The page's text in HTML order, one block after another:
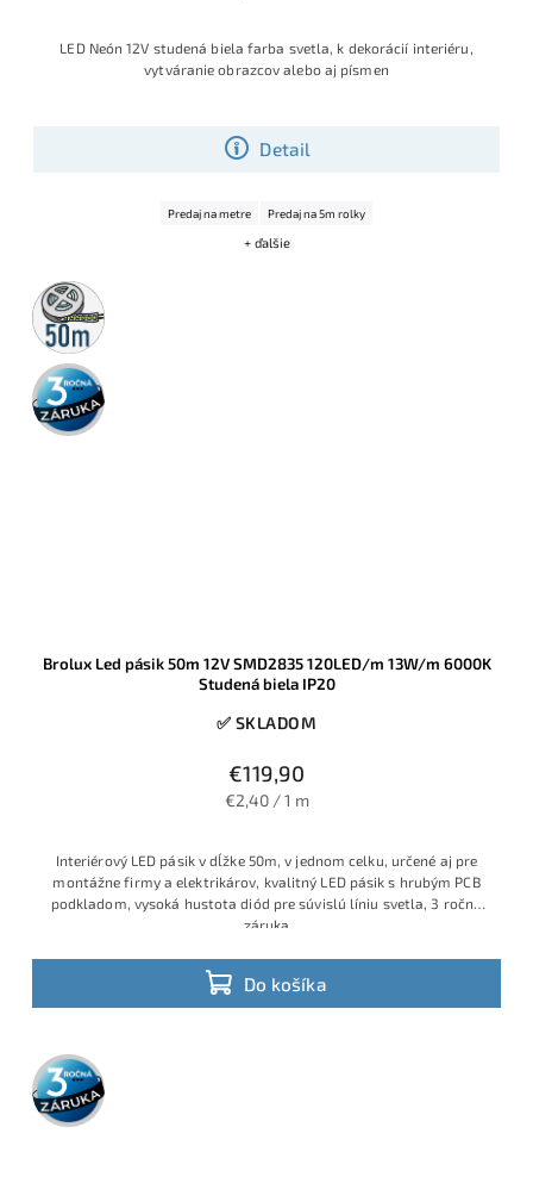
Detail
LED Neón 12V studená biela farba svetla, k dekorácií interiéru,
vytváranie obrazcov alebo aj písmen
Predaj na metre Predaj na 5m rolky
+ ďalšie
50m
rolka
3 roky
záruka
Brolux Led pásik 50m 12V SMD2835 120LED/m 13W/m 6000K
Studená biela IP20
✅ SKLADOM
€119,90
€2,40 / 1 m
Do košíka
Interiérový LED pásik v dĺžke 50m, v jednom celku, určené aj pre
montážne firmy a elektrikárov, kvalitný LED pásik s hrubým PCB
podkladom, vysoká hustota diód pre súvislú líniu svetla, 3 ročná
záruka
3 roky
záruka